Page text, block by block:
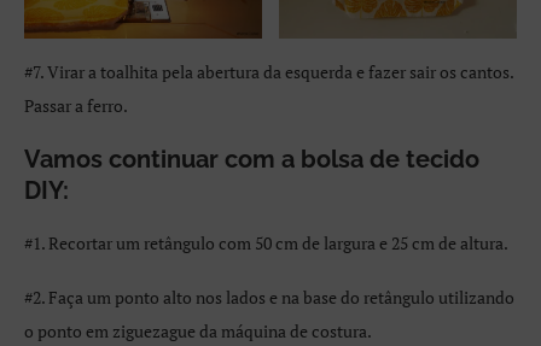
#7. Virar a toalhita pela abertura da esquerda e fazer sair os cantos.
Passar a ferro.
Vamos continuar com a bolsa de tecido
DIY:
#1. Recortar um retângulo com 50 cm de largura e 25 cm de altura.
#2. Faça um ponto alto nos lados e na base do retângulo utilizando
o ponto em ziguezague da máquina de costura.